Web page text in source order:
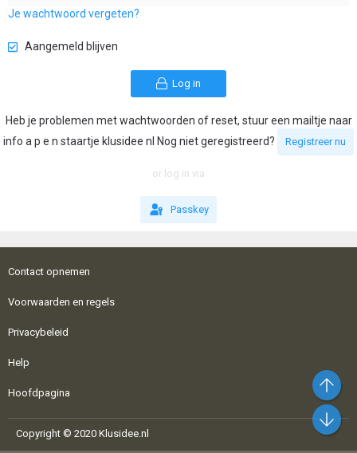
Je wachtwoord vergeten?
Aangemeld blijven
Log in
Heb je problemen met wachtwoorden of reset, stuur een mailtje naar
info a p e n staartje klusidee nl Nog niet geregistreerd?
Registreer nu
or log in via
Passkey
Contact opnemen
Voorwaarden en regels
Privacybeleid
Help
Hoofdpagina
Copyright © 2020 Klusidee.nl